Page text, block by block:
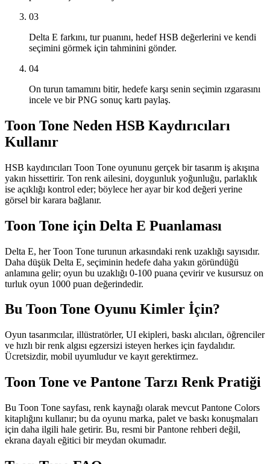
03
Delta E farkını, tur puanını, hedef HSB değerlerini ve kendi
seçimini görmek için tahminini gönder.
04
On turun tamamını bitir, hedefe karşı senin seçimin ızgarasını
incele ve bir PNG sonuç kartı paylaş.
Toon Tone Neden HSB Kaydırıcıları
Kullanır
HSB kaydırıcıları Toon Tone oyununu gerçek bir tasarım iş akışına
yakın hissettirir. Ton renk ailesini, doygunluk yoğunluğu, parlaklık
ise açıklığı kontrol eder; böylece her ayar bir kod değeri yerine
görsel bir karara bağlanır.
Toon Tone için Delta E Puanlaması
Delta E, her Toon Tone turunun arkasındaki renk uzaklığı sayısıdır.
Daha düşük Delta E, seçiminin hedefe daha yakın göründüğü
anlamına gelir; oyun bu uzaklığı 0-100 puana çevirir ve kusursuz on
turluk oyun 1000 puan değerindedir.
Bu Toon Tone Oyunu Kimler İçin?
Oyun tasarımcılar, illüstratörler, UI ekipleri, baskı alıcıları, öğrenciler
ve hızlı bir renk algısı egzersizi isteyen herkes için faydalıdır.
Ücretsizdir, mobil uyumludur ve kayıt gerektirmez.
Toon Tone ve Pantone Tarzı Renk Pratiği
Bu Toon Tone sayfası, renk kaynağı olarak mevcut Pantone Colors
kitaplığını kullanır; bu da oyunu marka, palet ve baskı konuşmaları
için daha ilgili hale getirir. Bu, resmi bir Pantone rehberi değil,
ekrana dayalı eğitici bir meydan okumadır.